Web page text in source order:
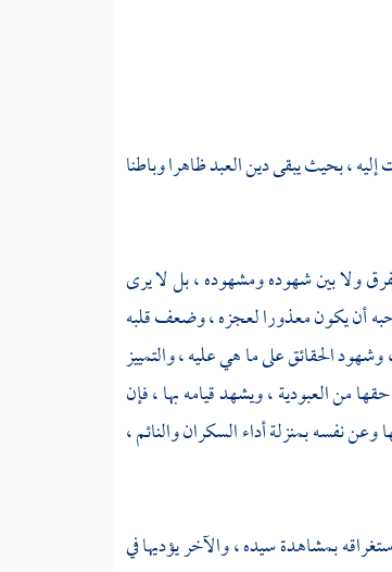
، بحيث يبقى دين العبد ظاهرا وباطنا
ولا بين شهوده ومشهوده ، بل لا يرى
أن يكون معذورا لعجزه ، وضعف قلبه
الحقائق على ما هي عليه ، والتمييز
من العبودية ، ويشهد قيامه بها ، فإن
وعن نفسه بمنزلة أداء السكران والنائم ،
بمشاهدة سيده ، والآخر يؤديها في